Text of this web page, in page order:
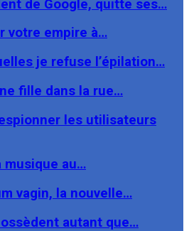
de Google, quitte ses…
votre empire à…
je refuse l’épilation…
fille dans la rue…
les utilisateurs
musique au…
vagin, la nouvelle…
autant que…